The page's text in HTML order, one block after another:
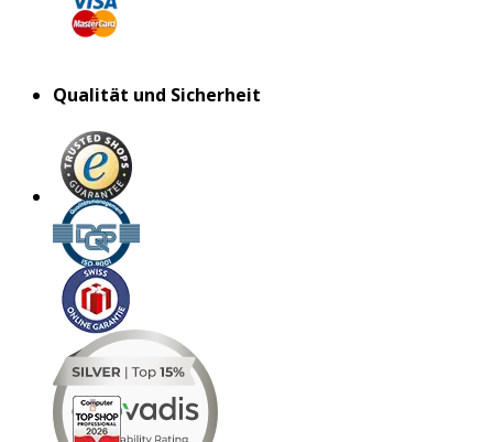
Qualität und Sicherheit